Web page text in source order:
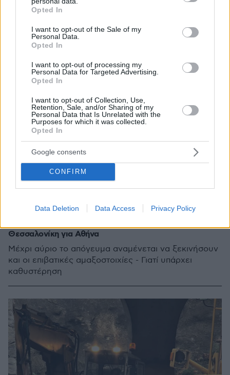
grant or deny consent to Google and its third-party tags to
use your data for below specified purposes in below Google
consent section.
Opted In
I want to opt-out of the Sale of my
Personal Data.
Opted In
I want to opt-out of processing my
Personal Data for Targeted Advertising.
Opted In
I want to opt-out of Collection, Use,
Retention, Sale, and/or Sharing of my
Personal Data that Is Unrelated with the
Purposes for which it was collected.
Opted In
Google consents
CONFIRM
Data Deletion Data Access Privacy Policy
Θεσσαλονίκη για Αθήνα
Μέχρι αύριο το απόγευμα αναμένεται να ξεκινήσουν
και οι επιβατικές αμαξοστοιχίες - Γιατί υπάρχει
καθυστέρηση
04.12.2024, 08:33 4